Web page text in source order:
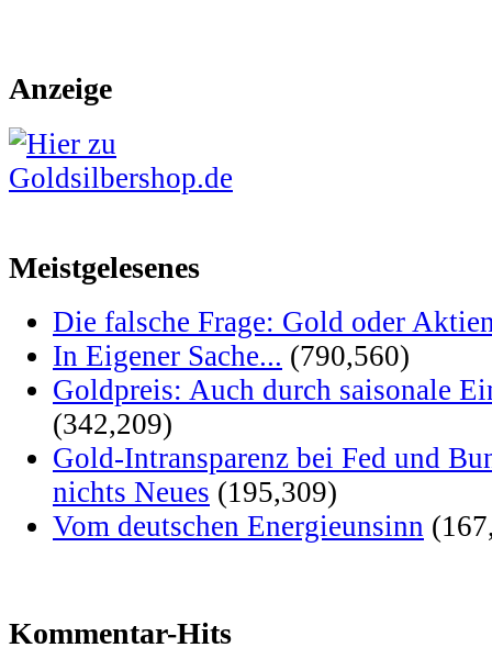
Anzeige
Meistgelesenes
Die falsche Frage: Gold oder
In Eigener Sache... (790,560)
Goldpreis: Auch durch saisonale
(342,209)
Gold-Intransparenz bei Fed und
nichts Neues (195,309)
Vom deutschen Energieunsinn
Kommentar-Hits